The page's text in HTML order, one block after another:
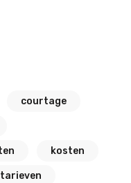
courtage
kosten
tarieven